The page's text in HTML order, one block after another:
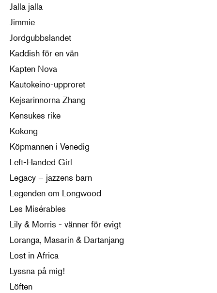
Jalla jalla
Jimmie
Jordgubbslandet
Kaddish för en vän
Kapten Nova
Kautokeino-upproret
Kejsarinnorna Zhang
Kensukes rike
Kokong
Köpmannen i Venedig
Left-Handed Girl
Legacy – jazzens barn
Legenden om Longwood
Les Misérables
Lily & Morris - vänner för evigt
Loranga, Masarin & Dartanjang
Lost in Africa
Lyssna på mig!
Löften